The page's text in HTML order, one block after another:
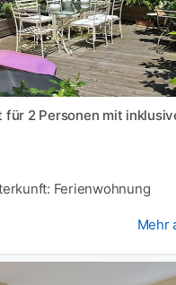
für 2 Personen mit
Ferienwohnung
Mehr